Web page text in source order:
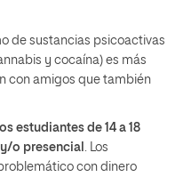
de sustancias psicoactivas
y cocaína) es más
con amigos que también
estudiantes de 14 a 18
y/o presencial
. Los
con dinero